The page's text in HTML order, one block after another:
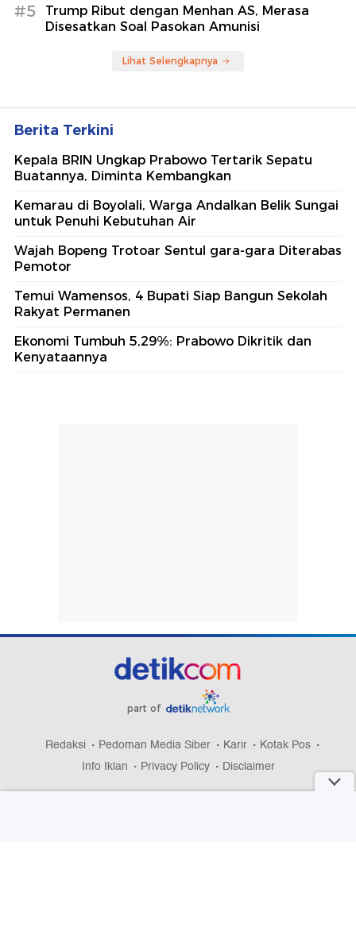
#5
Trump Ribut dengan Menhan AS, Merasa
Disesatkan Soal Pasokan Amunisi
Lihat Selengkapnya
Berita Terkini
Kepala BRIN Ungkap Prabowo Tertarik Sepatu
Buatannya, Diminta Kembangkan
Kemarau di Boyolali, Warga Andalkan Belik Sungai
untuk Penuhi Kebutuhan Air
Wajah Bopeng Trotoar Sentul gara-gara Diterabas
Pemotor
Temui Wamensos, 4 Bupati Siap Bangun Sekolah
Rakyat Permanen
Ekonomi Tumbuh 5,29%: Prabowo Dikritik dan
Kenyataannya
part of
Redaksi Pedoman Media Siber Karir
Kotak Pos
Info Iklan
Privacy Policy Disclaimer